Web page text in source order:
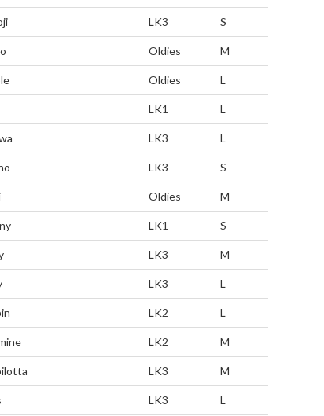
LK3 S
Oldies M
Oldies L
LK1 L
LK3 L
LK3 S
Oldies M
LK1 S
LK3 M
LK3 L
LK2 L
LK2 M
LK3 M
LK3 L